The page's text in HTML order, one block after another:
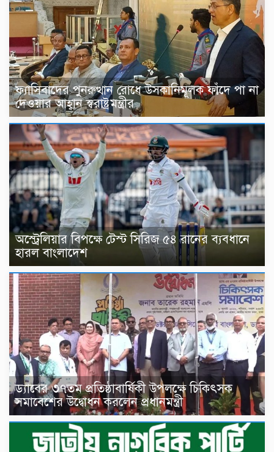
ফ্যাসিবাদের পুনরুত্থান রোধে উসকানিমূলক ফাঁদে পা না
দেওয়ার আহ্বান স্বরাষ্ট্রমন্ত্রীর
অস্ট্রেলিয়ার বিপক্ষে টেস্ট সিরিজ ৫৪ রানের ব্যবধানে
হারল বাংলাদেশ
ড্যাবের ৩৭তম প্রতিষ্ঠাবার্ষিকী উপলক্ষে চিকিৎসক
সমাবেশের উদ্বোধন করলেন প্রধানমন্ত্রী